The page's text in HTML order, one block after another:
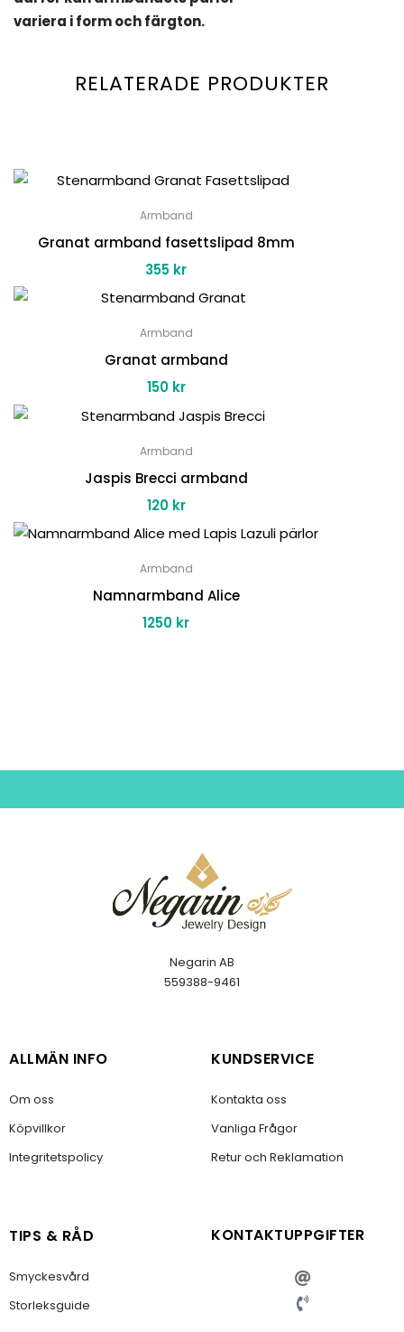
variera i form och färgton.
RELATERADE PRODUKTER
Armband
Granat armband fasettslipad 8mm
355 kr
Armband
Granat armband
150 kr
Armband
Jaspis Brecci armband
120 kr
Armband
Namnarmband Alice
1250 kr
Negarin AB
559388-9461
ALLMÄN INFO
Om oss
Köpvillkor
Integritetspolicy
KUNDSERVICE
Kontakta oss
Vanliga Frågor
Retur och Reklamation
TIPS & RÅD
Smyckesvård
Storleksguide
KONTAKTUPPGIFTER